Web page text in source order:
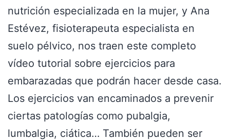
nutrición especializada en la mujer, y Ana
Estévez, fisioterapeuta especialista en
suelo pélvico, nos traen este completo
vídeo tutorial sobre ejercicios para
embarazadas que podrán hacer desde casa.
Los ejercicios van encaminados a prevenir
ciertas patologías como pubalgia,
lumbalgia, ciática… También pueden ser